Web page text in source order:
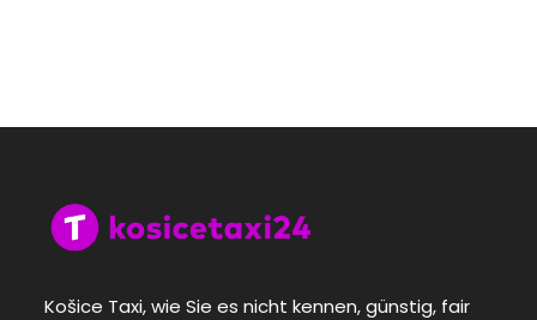
Košice Taxi, wie Sie es nicht kennen, günstig, fair